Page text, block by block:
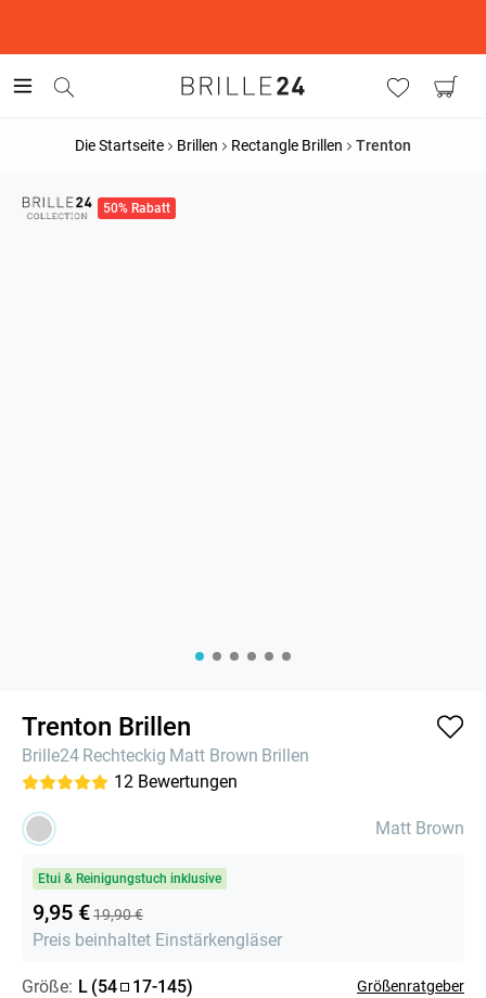
Die Startseite Brillen Rectangle Brillen Trenton
50% Rabatt
Trenton Brillen
Brille24 Rechteckig Matt Brown Brillen
12 Bewertungen
Matt Brown
Etui & Reinigungstuch inklusive
9,95 €19,90 €
Preis beinhaltet Einstärkengläser
Größe: L (54 17-145) Größenratgeber